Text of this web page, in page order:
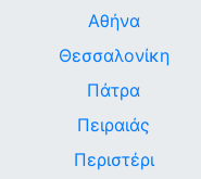
Αθήνα
Θεσσαλονίκη
Πάτρα
Πειραιάς
Περιστέρι